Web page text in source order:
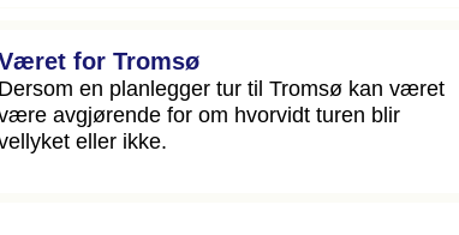
for Tromsø
Dersom en planlegger tur til Tromsø kan været
avgjørende for om hvorvidt turen blir
eller ikke.